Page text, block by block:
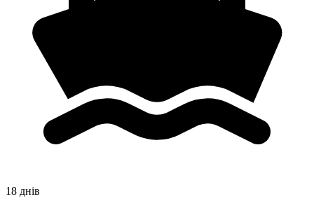
18 днів